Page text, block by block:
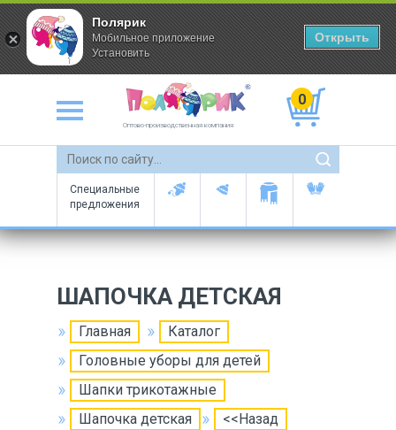
Оптово-производственная компания
0
Специальные
предложения
ШАПОЧКА ДЕТСКАЯ
Главная
Каталог
Головные уборы для детей
Шапки трикотажные
Шапочка детская
<<Назад
Полярик
Мобильное приложение
Установить
Открыть